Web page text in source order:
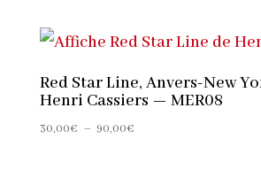
Red Star Line, Anvers-New
Henri Cassiers — MER08
30,00€ – 90,00€Plage